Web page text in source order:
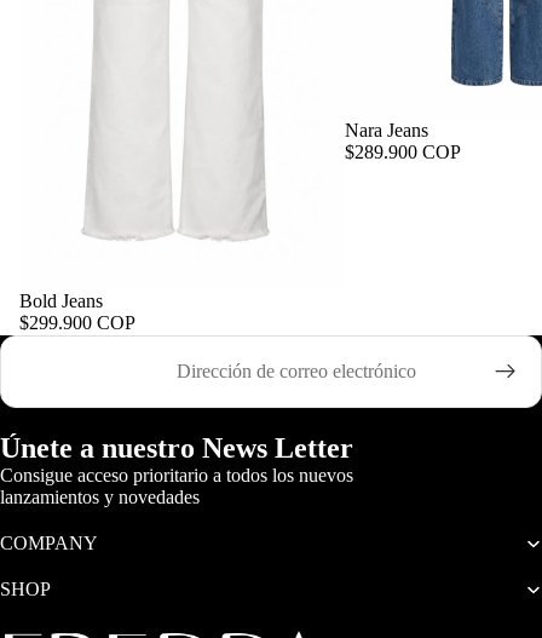
Bold Jeans
$299.900 COP
Nara Jeans
$289.900 COP
Correo electrónico
Únete a nuestro News Letter
Consigue acceso prioritario a todos los nuevos
lanzamientos y novedades
COMPANY
SHOP